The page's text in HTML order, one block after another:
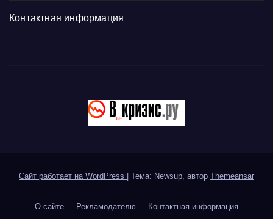
Контактная информация
Сайт работает на WordPress | Тема: Newsup, автор Themeansar
О сайте Рекламодателю Контактная информация